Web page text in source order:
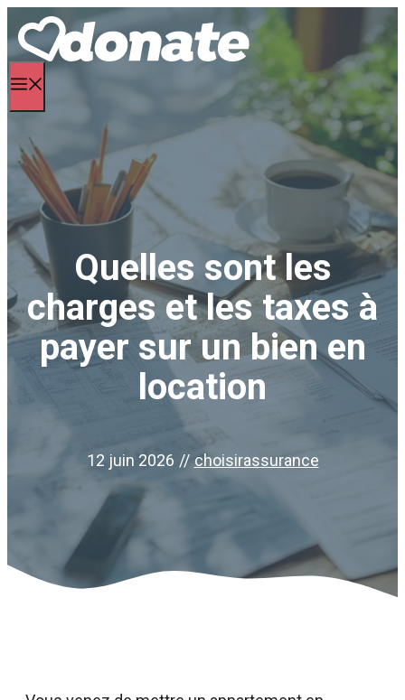
Aller
au
contenu
Quelles sont les
charges et les taxes à
payer sur un bien en
location
12 juin 2026 // choisirassurance